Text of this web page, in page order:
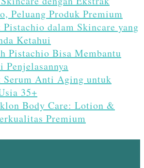
Peluang Produk Premium
dalam Skincare yang
Ketahui
Pistachio Bisa Membantu
Penjelasannya
Serum Anti Aging untuk
35+
Body Care: Lotion &
Premium